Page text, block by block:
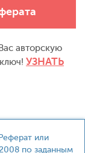
авторскую
УЗНАТЬ
или
по заданным